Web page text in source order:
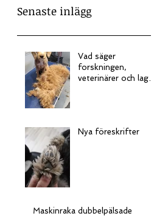
Senaste inlägg
Vad säger
forskningen,
veterinärer och lagen
Nya föreskrifter
Maskinraka dubbelpälsade